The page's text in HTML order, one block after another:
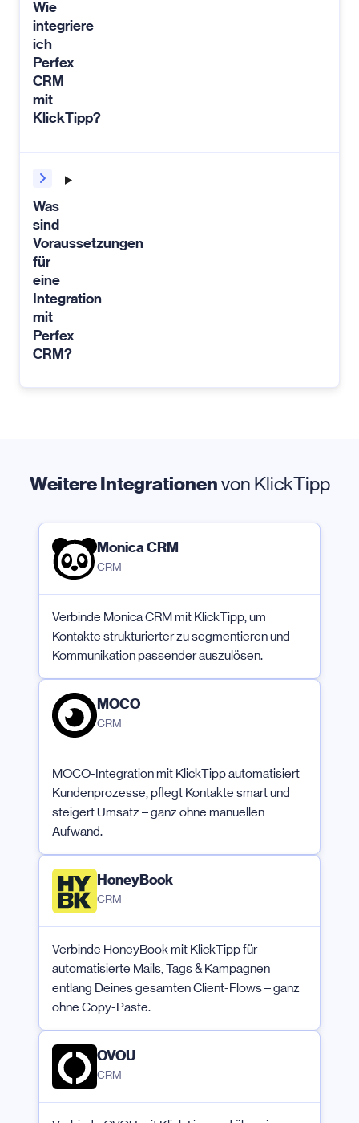
Wie
integriere
ich
Perfex
CRM
mit
KlickTipp?
Was
sind
Voraussetzungen
für
eine
Integration
mit
Perfex
CRM?
Weitere Integrationenvon KlickTipp
Monica CRM
CRM
Verbinde Monica CRM mit KlickTipp, um
Kontakte strukturierter zu segmentieren und
Kommunikation passender auszulösen.
MOCO
CRM
MOCO-Integration mit KlickTipp automatisiert
Kundenprozesse, pflegt Kontakte smart und
steigert Umsatz – ganz ohne manuellen
Aufwand.
HoneyBook
CRM
Verbinde HoneyBook mit KlickTipp für
automatisierte Mails, Tags & Kampagnen
entlang Deines gesamten Client-Flows – ganz
ohne Copy-Paste.
OVOU
CRM